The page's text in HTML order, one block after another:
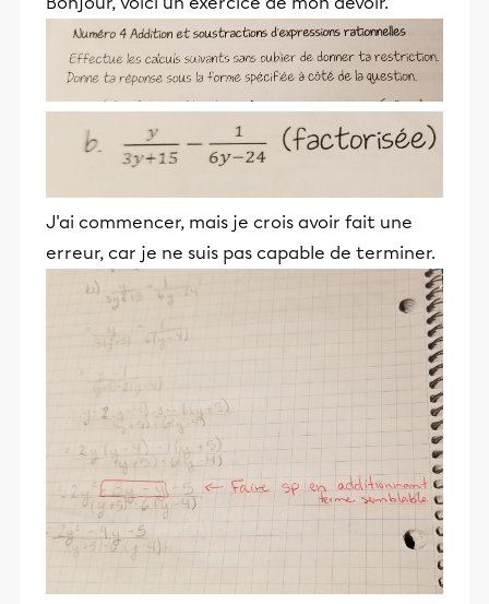
J'ai commencer, mais je crois avoir fait une
erreur, car je ne suis pas capable de terminer.